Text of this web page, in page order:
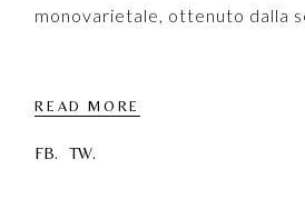
monovarietale, ottenuto dalla
READ MORE
FB. TW.